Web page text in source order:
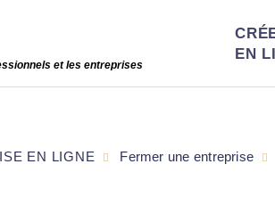
et les entreprises
EN
EN LIGNE Fermer une entreprise